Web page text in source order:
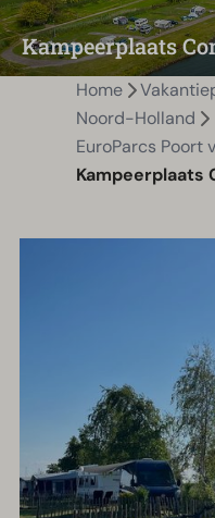
Kampeerplaats
Home
Noord-Holland
EuroParcs Poort
Kampeerplaats